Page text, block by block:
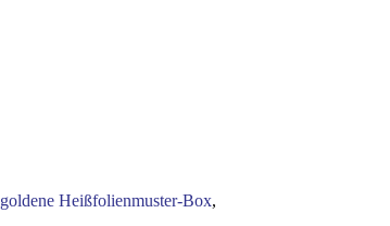
goldene Heißfolienmuster-Box,